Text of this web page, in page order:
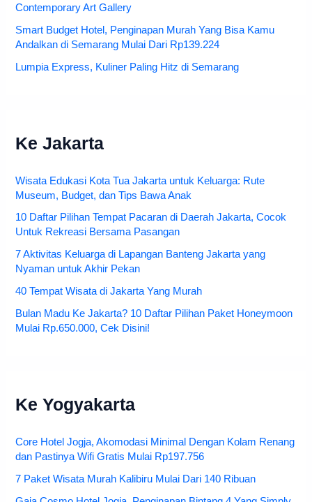
Contemporary Art Gallery
Smart Budget Hotel, Penginapan Murah Yang Bisa Kamu
Andalkan di Semarang Mulai Dari Rp139.224
Lumpia Express, Kuliner Paling Hitz di Semarang
Ke Jakarta
Wisata Edukasi Kota Tua Jakarta untuk Keluarga: Rute
Museum, Budget, dan Tips Bawa Anak
10 Daftar Pilihan Tempat Pacaran di Daerah Jakarta, Cocok
Untuk Rekreasi Bersama Pasangan
7 Aktivitas Keluarga di Lapangan Banteng Jakarta yang
Nyaman untuk Akhir Pekan
40 Tempat Wisata di Jakarta Yang Murah
Bulan Madu Ke Jakarta? 10 Daftar Pilihan Paket Honeymoon
Mulai Rp.650.000, Cek Disini!
Ke Yogyakarta
Core Hotel Jogja, Akomodasi Minimal Dengan Kolam Renang
dan Pastinya Wifi Gratis Mulai Rp197.756
7 Paket Wisata Murah Kalibiru Mulai Dari 140 Ribuan